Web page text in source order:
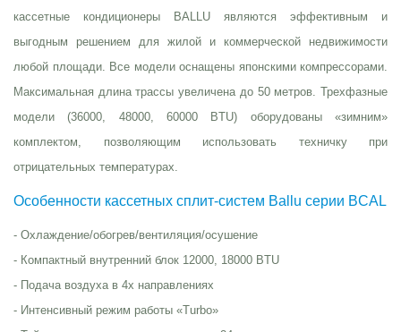
кассетные кондиционеры BALLU являются эффективным и
выгодным решением для жилой и коммерческой недвижимости
любой площади. Все модели оснащены японскими компрессорами.
Максимальная длина трассы увеличена до 50 метров. Трехфазные
модели (36000, 48000, 60000 BTU) оборудованы «зимним»
комплектом, позволяющим использовать техничку при
отрицательных температурах.
Особенности кассетных сплит-систем Ballu серии BCAL
- Охлаждение/обогрев/вентиляция/осушение
- Компактный внутренний блок 12000, 18000 BTU
- Подача воздуха в 4­х направлениях
- Интенсивный режим работы «Turbo»